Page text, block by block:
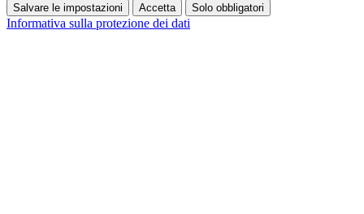
Salvare le impostazioni Accetta Solo obbligatori
Informativa sulla protezione dei dati